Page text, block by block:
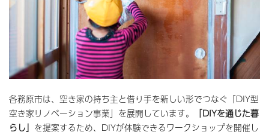
各務原市は、空き家の持ち主と借り手を新しい形でつなぐ「DIY型
空き家リノベーション事業」を展開しています。
「DIYを通じた暮
らし」 を提案するため、DIYが体験できるワークショップを開催し